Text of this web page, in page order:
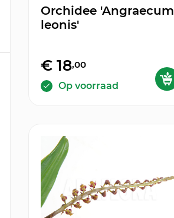
Orchidee 'Angraecum
leonis'
€ 18,00
Op voorraad